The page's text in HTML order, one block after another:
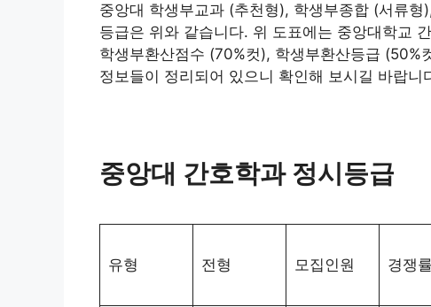
중앙대 학생부교과 (추천형), 학생부종합 (서류
등급은 위와 같습니다. 위 도표에는 중앙대학교
학생부환산점수 (70%컷), 학생부환산등급
정보들이 정리되어 있으니 확인해 보시길 바랍니
중앙대 간호학과 정시등급
유형 전형 모집인원 경쟁률